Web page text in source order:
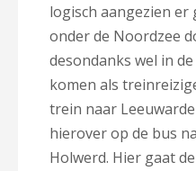
logisch aangezien
onder de Noordzee
desondanks wel in
komen als
trein naar
hierover op de bus
Holwerd. Hier gaat